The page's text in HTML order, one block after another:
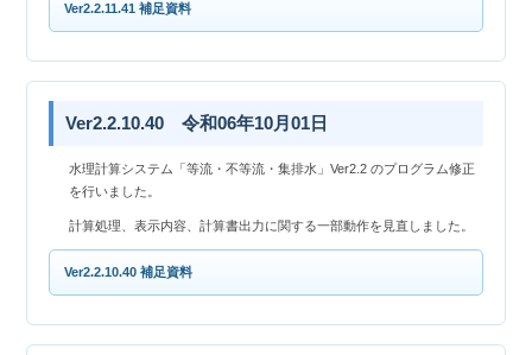
Ver2.2.11.41 補足資料
Ver2.2.10.40 令和06年10月01日
水理計算システム「等流・不等流・集排水」Ver2.2 のプログラム修正
を行いました。
計算処理、表示内容、計算書出力に関する一部動作を見直しました。
Ver2.2.10.40 補足資料